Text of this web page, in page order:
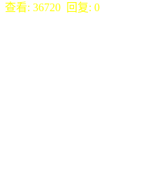
查看: 36720 回复: 0